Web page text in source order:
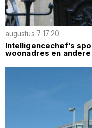
augustus 7 17:20
Intelligencechef’s
woonadres en